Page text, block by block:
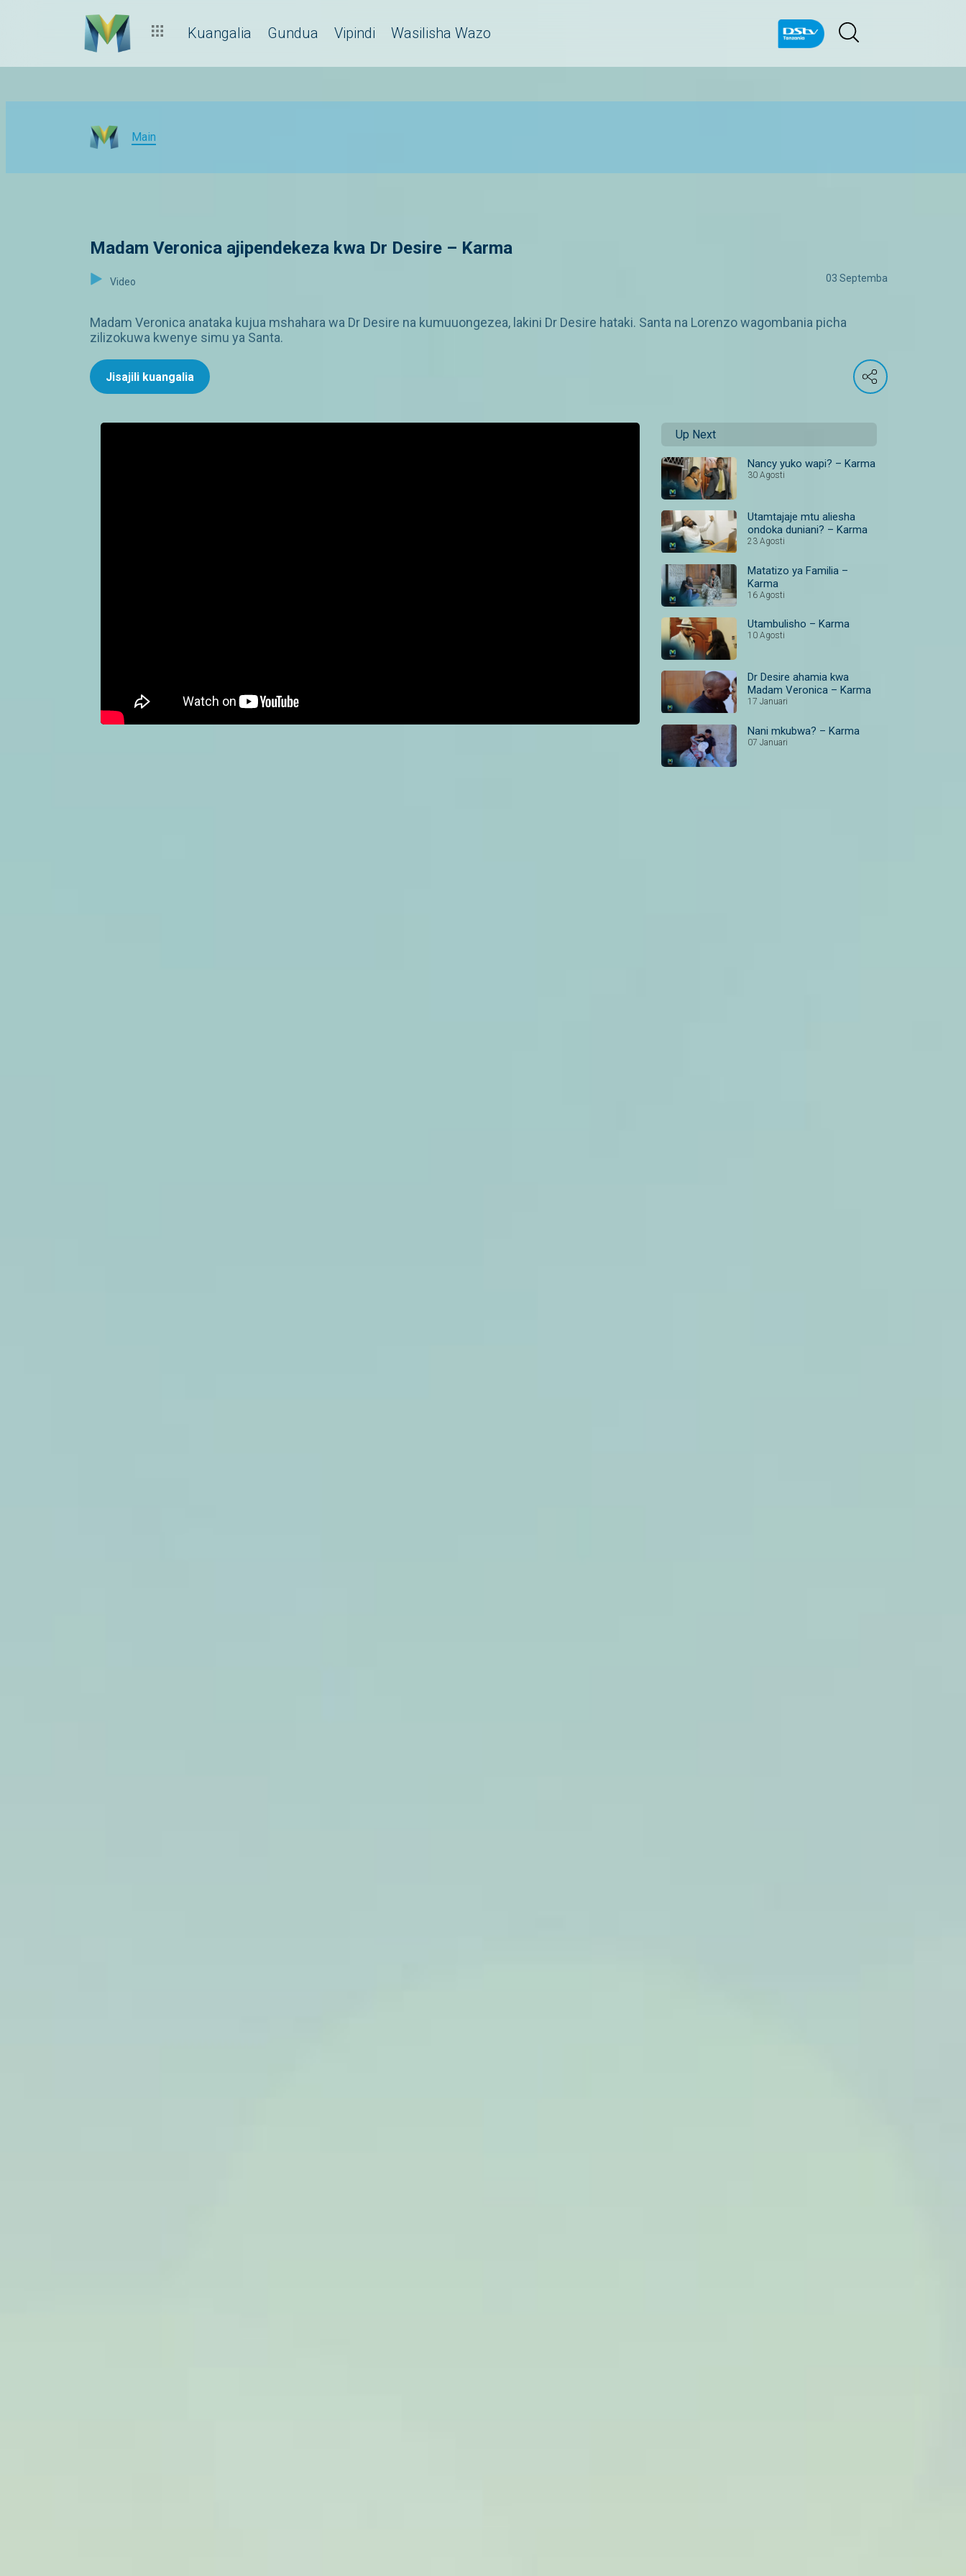
Kuangalia Gundua Vipindi Wasilisha Wazo
Main
Madam Veronica ajipendekeza kwa Dr Desire – Karma
Video 03 Septemba
Madam Veronica anataka kujua mshahara wa Dr Desire na kumuuongezea, lakini Dr Desire hataki. Santa na Lorenzo wagombania picha
zilizokuwa kwenye simu ya Santa.
Jisajili kuangalia
Up Next
Nancy yuko wapi? – Karma
30 Agosti
Utamtajaje mtu aliesha
ondoka duniani? – Karma
23 Agosti
Matatizo ya Familia –
Karma
16 Agosti
Utambulisho – Karma
10 Agosti
Dr Desire ahamia kwa
Madam Veronica – Karma
17 Januari
Nani mkubwa? – Karma
07 Januari